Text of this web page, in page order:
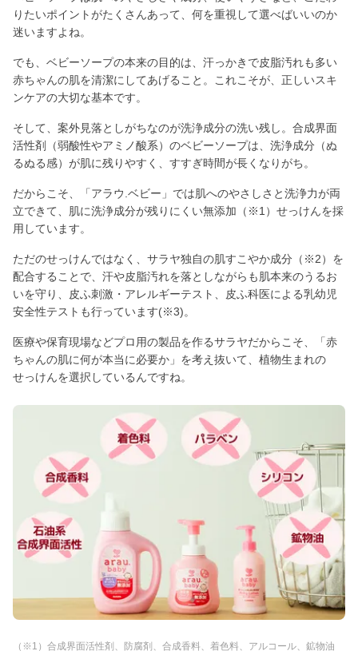
りたいポイントがたくさんあって、何を重視して選べばいいのか
迷いますよね。
でも、ベビーソープの本来の目的は、汗っかきで皮脂汚れも多い
赤ちゃんの肌を清潔にしてあげること。これこそが、正しいスキ
ンケアの大切な基本です。
そして、案外見落としがちなのが洗浄成分の洗い残し。合成界面
活性剤（弱酸性やアミノ酸系）のベビーソープは、洗浄成分（ぬ
るぬる感）が肌に残りやすく、すすぎ時間が長くなりがち。
だからこそ、「アラウ.ベビー」では肌へのやさしさと洗浄力が両
立できて、肌に洗浄成分が残りにくい無添加（※1）せっけんを採
用しています。
ただのせっけんではなく、サラヤ独自の肌すこやか成分（※2）を
配合することで、汗や皮脂汚れを落としながらも肌本来のうるお
いを守り、皮ふ刺激・アレルギーテスト、皮ふ科医による乳幼児
安全性テストも行っています(※3)。
医療や保育現場などプロ用の製品を作るサラヤだからこそ、「赤
ちゃんの肌に何が本当に必要か」を考え抜いて、植物生まれの
せっけんを選択しているんですね。
（※1）合成界面活性剤、防腐剤、合成香料、着色料、アルコール、鉱物油